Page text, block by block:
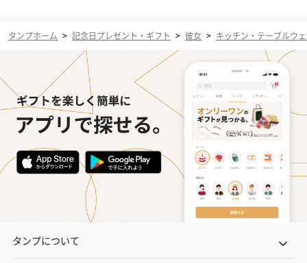
タンプホーム > 記念日プレゼント・ギフト > 彼女 > キッチン・テーブルウ
タンプについて